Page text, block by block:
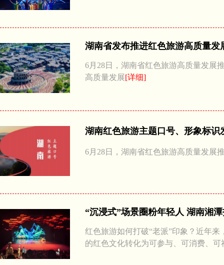
湖南省发布推进红色旅游高质量发
6月28日，湖南省红色旅游高质量发展
高质量发展[详细]
湖南红色旅游主题口号、形象标识
6月28日，湖南省红色旅游高质量发展
“沉浸式”场景圈粉年轻人 湖南湘
红色旅游如何打破“老派”印象？近年
的红色文化转化为可参与、可消费、